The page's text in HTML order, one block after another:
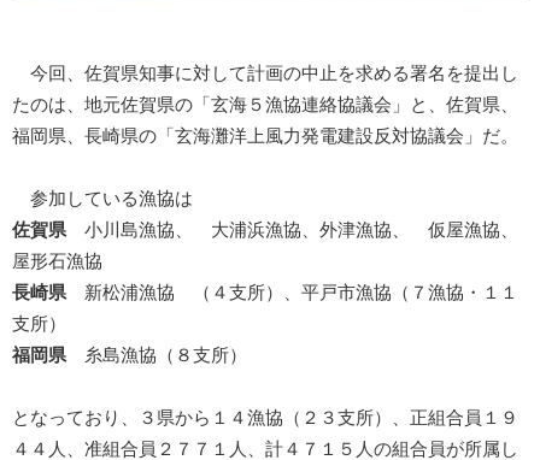
今回、佐賀県知事に対して計画の中止を求める署名を提出し
たのは、地元佐賀県の「玄海５漁協連絡協議会」と、佐賀県、
福岡県、長崎県の「玄海灘洋上風力発電建設反対協議会」だ。
参加している漁協は
佐賀県 小川島漁協、 大浦浜漁協、外津漁協、 仮屋漁協、
屋形石漁協
長崎県 新松浦漁協 （４支所）、平戸市漁協（７漁協・１１
支所）
福岡県 糸島漁協（８支所）
となっており、３県から１４漁協（２３支所）、正組合員１９
４４人、准組合員２７７１人、計４７１５人の組合員が所属し